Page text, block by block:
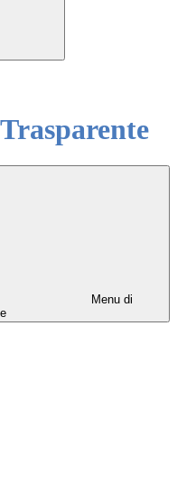
Menu di